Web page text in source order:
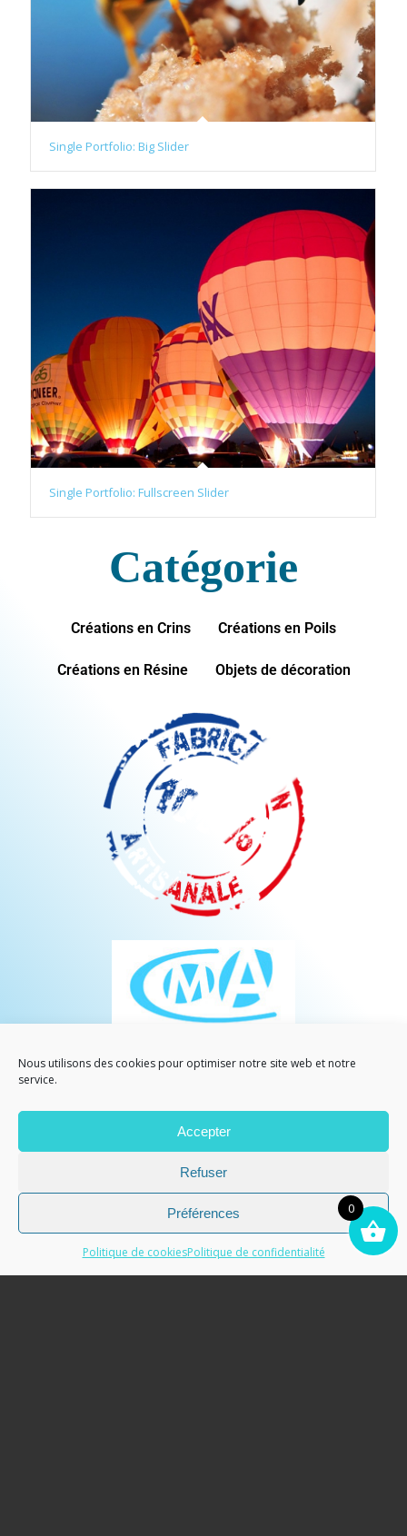
Nous utilisons des cookies pour optimiser notre site web et notre
service.
Accepter
Refuser
Préférences
Politique de cookiesPolitique de confidentialité
Single Portfolio: Big Slider
Single Portfolio: Fullscreen Slider
0
Catégorie
Créations en Crins Créations en Poils
Créations en Résine Objets de décoration
Mon Compte
Mes données